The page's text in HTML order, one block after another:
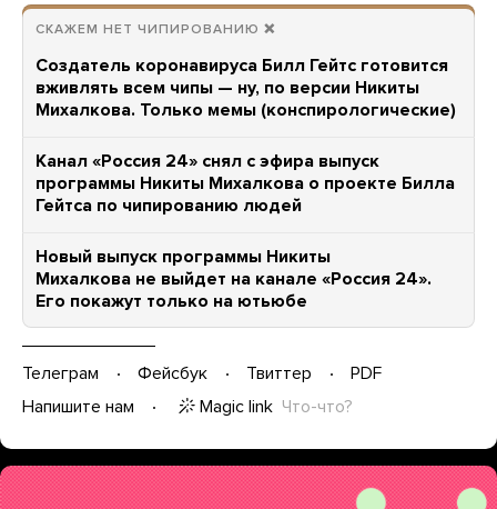
СКАЖЕМ НЕТ ЧИПИРОВАНИЮ ❌
Создатель коронавируса Билл Гейтс готовится
вживлять всем чипы — ну, по версии Никиты
Михалкова. Только мемы (конспирологические)
Канал «Россия 24» снял с эфира выпуск
программы Никиты Михалкова о проекте Билла
Гейтса по чипированию людей
Новый выпуск программы Никиты
Михалкова не выйдет на канале «Россия 24».
Его покажут только на ютьюбе
Телеграм Фейсбук Твиттер
PDF
Напишите нам
Magic link Что-что?